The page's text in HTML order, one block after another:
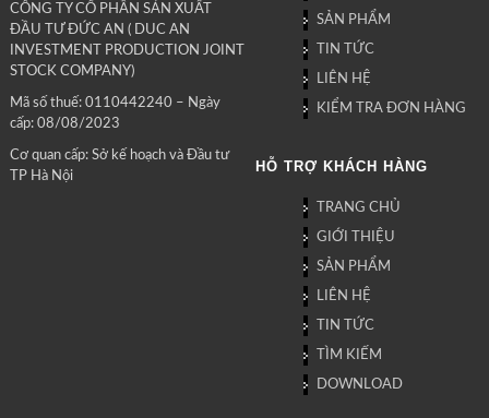
CÔNG TY CỔ PHẦN SẢN XUẤT
ĐẦU TƯ ĐỨC AN ( DUC AN
INVESTMENT PRODUCTION JOINT
STOCK COMPANY)
Mã số thuế: 0110442240 – Ngày
cấp: 08/08/2023
Cơ quan cấp: Sở kế hoạch và Đầu tư
TP Hà Nội
SẢN PHẨM
TIN TỨC
LIÊN HỆ
KIỂM TRA ĐƠN HÀNG
HỖ TRỢ KHÁCH HÀNG
TRANG CHỦ
GIỚI THIỆU
SẢN PHẨM
LIÊN HỆ
TIN TỨC
TÌM KIẾM
DOWNLOAD